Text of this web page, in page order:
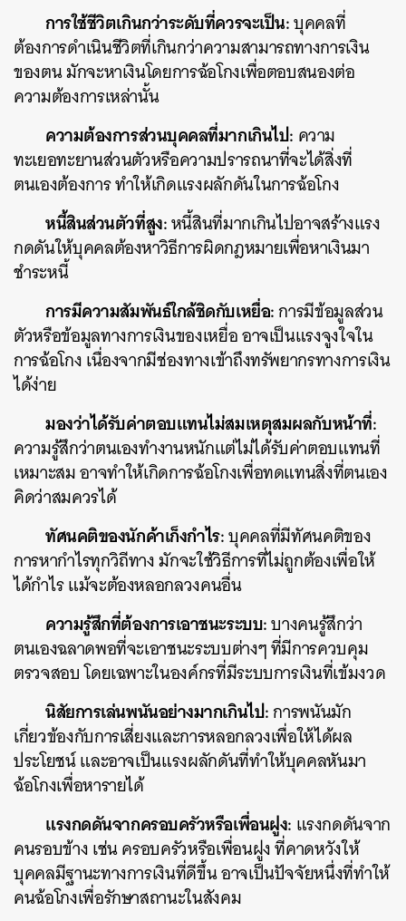
การใช้ชีวิตเกินกว่าระดับที่ควรจะเป็น:บุคคลที่
ต้องการดำเนินชีวิตที่เกินกว่าความสามารถทางการเงิน
ของตน มักจะหาเงินโดยการฉ้อโกงเพื่อตอบสนองต่อ
ความต้องการเหล่านั้น
ความต้องการส่วนบุคคลที่มากเกินไป: ความ
ทะเยอทะยานส่วนตัวหรือความปรารถนาที่จะได้สิ่งที่
ตนเองต้องการ ทำให้เกิดแรงผลักดันในการฉ้อโกง
หนี้สินส่วนตัวที่สูง:หนี้สินที่มากเกินไปอาจสร้างแรง
กดดันให้บุคคลต้องหาวิธีการผิดกฎหมายเพื่อหาเงินมา
ชำระหนี้
การมีความสัมพันธ์ใกล้ชิดกับเหยื่อ:การมีข้อมูลส่วน
ตัวหรือข้อมูลทางการเงินของเหยื่อ อาจเป็นแรงจูงใจใน
การฉ้อโกง เนื่องจากมีช่องทางเข้าถึงทรัพยากรทางการเงิน
ได้ง่าย
มองว่าได้รับค่าตอบแทนไม่สมเหตุสมผลกับหน้าที่:
ความรู้สึกว่าตนเองทำงานหนักแต่ไม่ได้รับค่าตอบแทนที่
เหมาะสม อาจทำให้เกิดการฉ้อโกงเพื่อทดแทนสิ่งที่ตนเอง
คิดว่าสมควรได้
ทัศนคติของนักค้าเก็งกำไร:บุคคลที่มีทัศนคติของ
การหากำไรทุกวิถีทาง มักจะใช้วิธีการที่ไม่ถูกต้องเพื่อให้
ได้กำไร แม้จะต้องหลอกลวงคนอื่น
ความรู้สึกที่ต้องการเอาชนะระบบ:บางคนรู้สึกว่า
ตนเองฉลาดพอที่จะเอาชนะระบบต่างๆ ที่มีการควบคุม
ตรวจสอบ โดยเฉพาะในองค์กรที่มีระบบการเงินที่เข้มงวด
นิสัยการเล่นพนันอย่างมากเกินไป:การพนันมัก
เกี่ยวข้องกับการเสี่ยงและการหลอกลวงเพื่อให้ได้ผล
ประโยชน์ และอาจเป็นแรงผลักดันที่ทำให้บุคคลหันมา
ฉ้อโกงเพื่อหารายได้
แรงกดดันจากครอบครัวหรือเพื่อนฝูง: แรงกดดันจาก
คนรอบข้าง เช่น ครอบครัวหรือเพื่อนฝูง ที่คาดหวังให้
บุคคลมีฐานะทางการเงินที่ดีขึ้น อาจเป็นปัจจัยหนึ่งที่ทำให้
คนฉ้อโกงเพื่อรักษาสถานะในสังคม